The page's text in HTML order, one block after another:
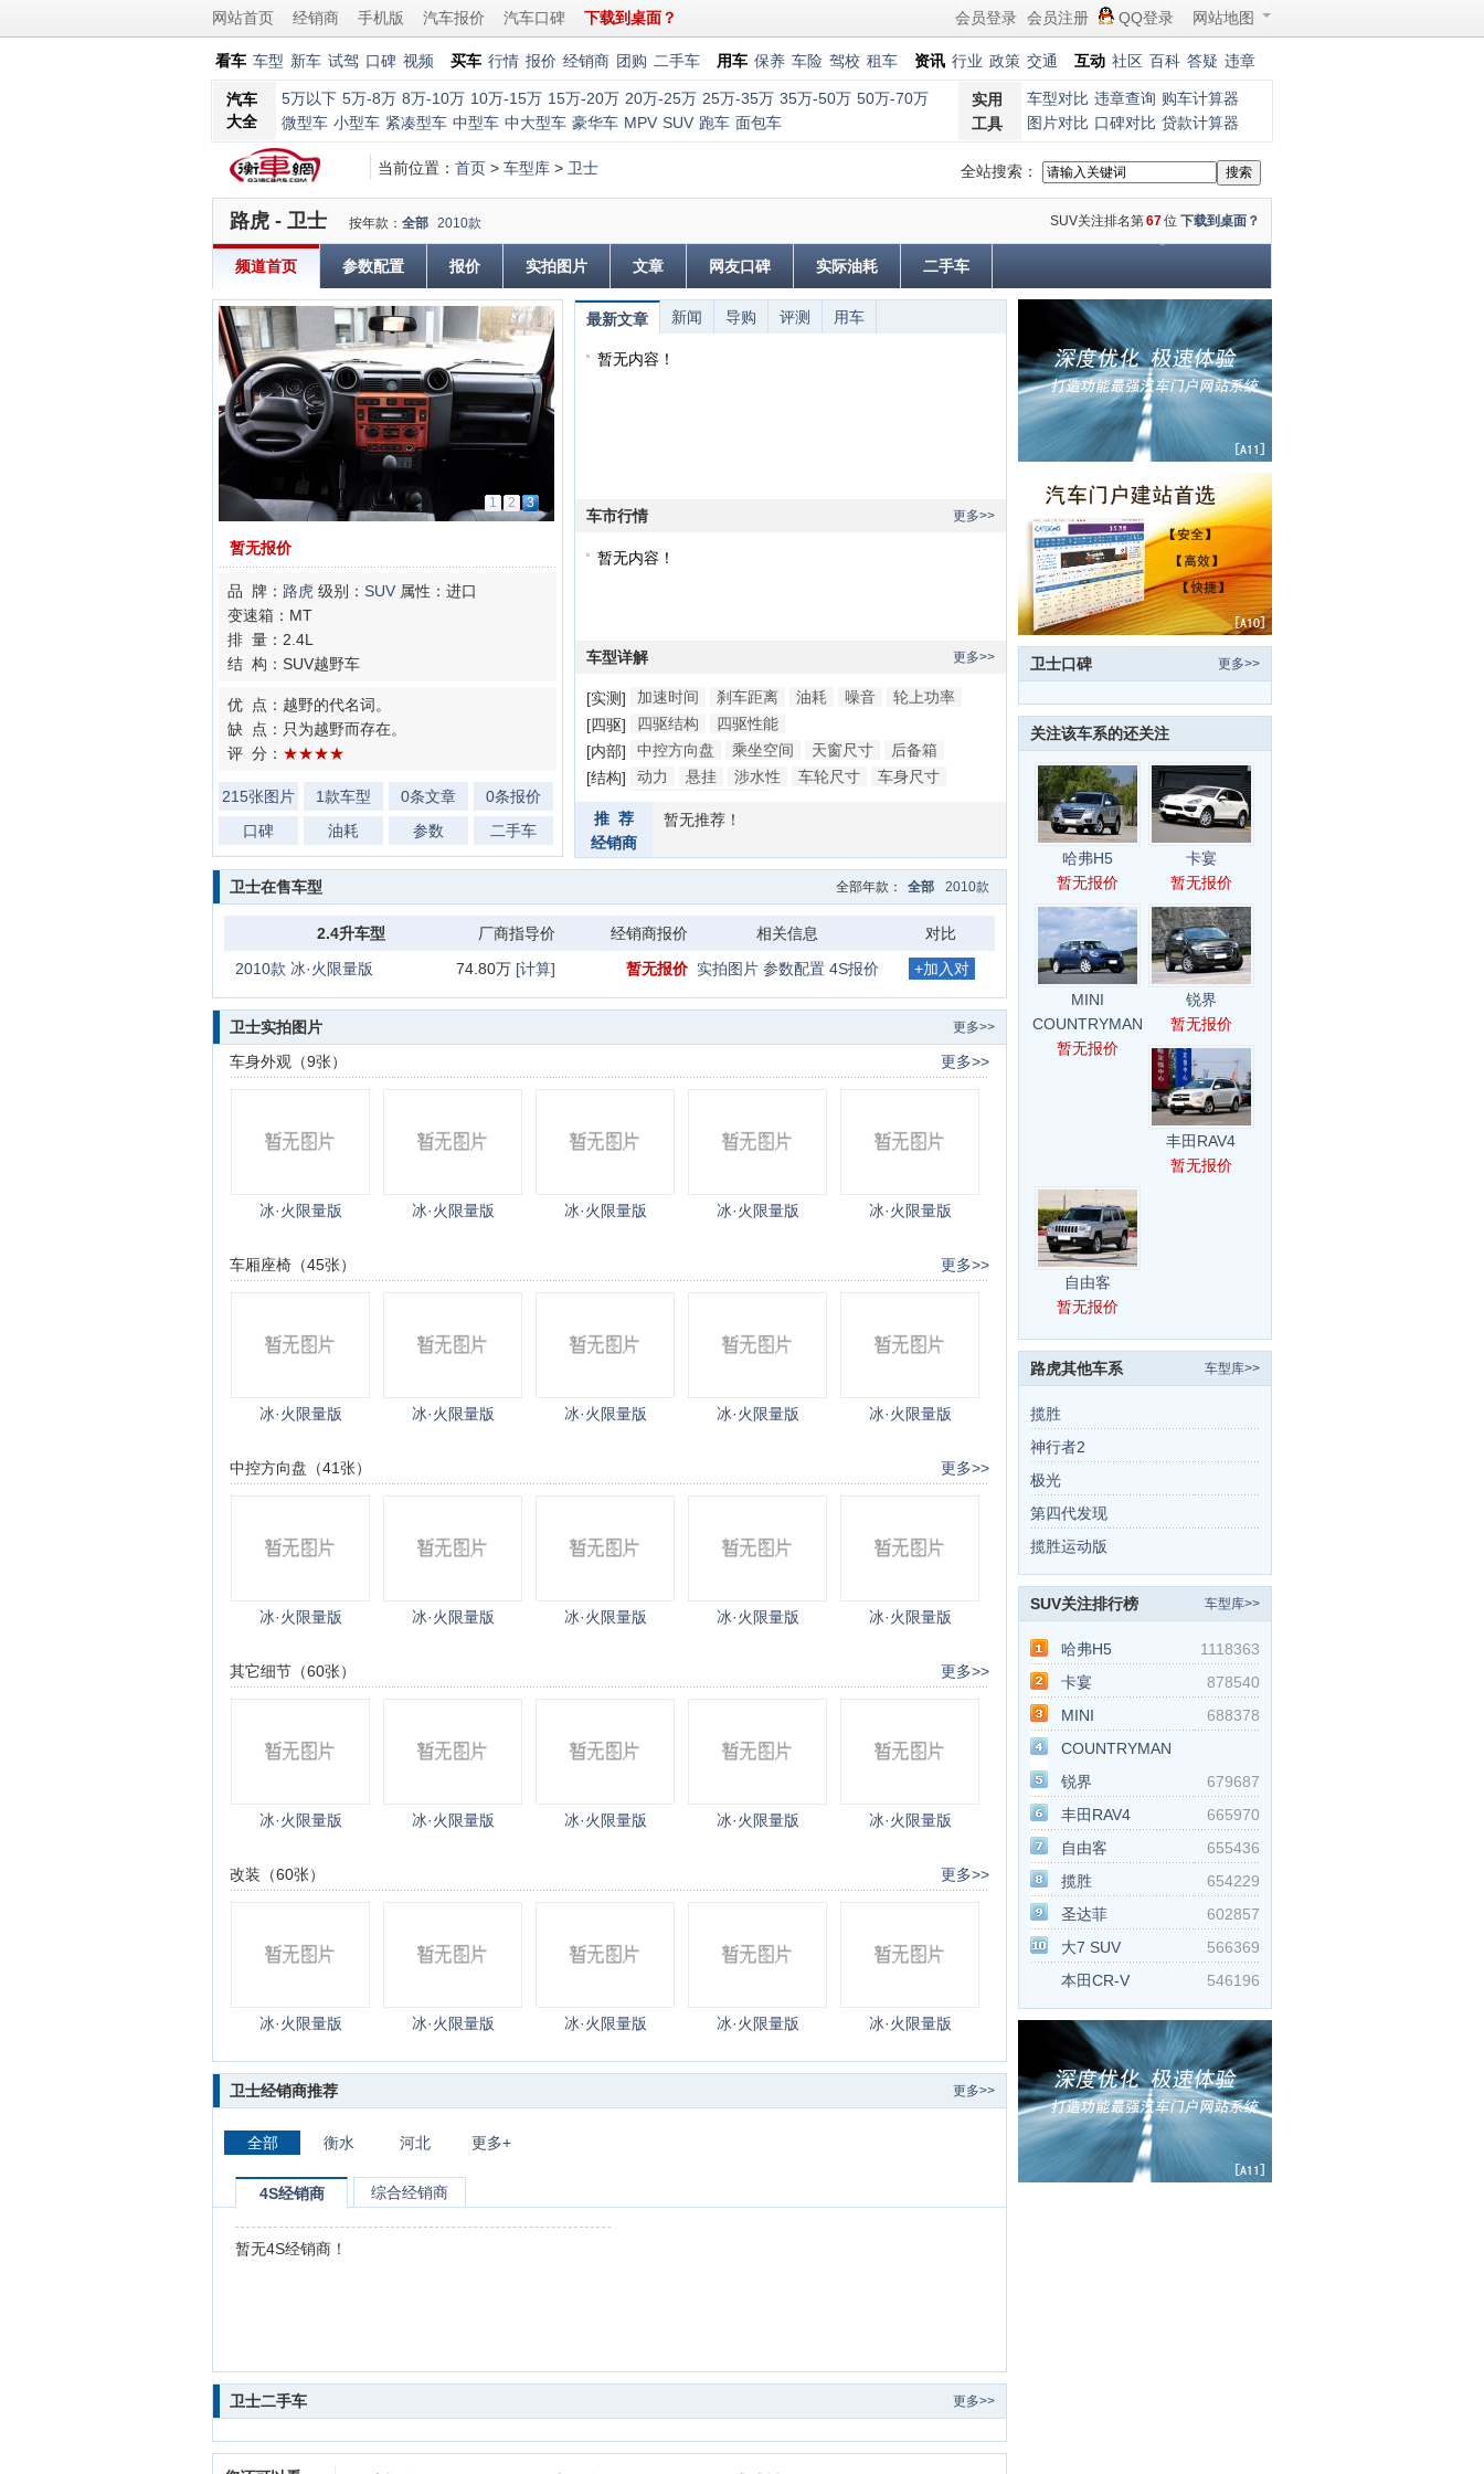
网站首页 经销商 手机版 汽车报价 汽车口碑 下载到桌面？ 网站地图
会员登录 会员注册 QQ登录
看车 车型 新车 试驾 口碑 视频 买车 行情 报价 经销商 团购 二手车 用车 保养 车险 驾校 租车 资讯 行业 政策 交通 互动 社区 百科 答疑 违章
汽车
大全
5万以下 5万-8万 8万-10万 10万-15万 15万-20万 20万-25万 25万-35万 35万-50万 50万-70万
微型车 小型车 紧凑型车 中型车 中大型车 豪华车 MPV SUV 跑车 面包车
实用
工具
车型对比 违章查询 购车计算器
图片对比 口碑对比 贷款计算器
全站搜索：
当前位置： 首页 > 车型库 > 卫士
SUV关注排名第67位 下载到桌面？
路虎 - 卫士 按年款： 全部 2010款
频道首页 参数配置 报价 实拍图片 文章 网友口碑 实际油耗 二手车
1 2 3
暂无报价
品 牌： 路虎 级别： SUV 属性：进口
变速箱：MT
排 量：2.4L
结 构：SUV越野车
优 点：越野的代名词。
缺 点：只为越野而存在。
评 分： ★★★★
215张图片 1款车型 0条文章
0条报价
口碑
油耗 参数 二手车
最新文章 新闻 导购 评测 用车
暂无内容！
更多>>
车市行情
暂无内容！
更多>>
车型详解
[实测] 加速时间 刹车距离 油耗 噪音
轮上功率
[四驱]
四驱结构
四驱性能
[内部]
中控方向盘 乘坐空间 天窗尺寸
后备箱
[结构]
动力 悬挂 涉水性 车轮尺寸
车身尺寸
推 荐
经销商
暂无推荐！
全部年款： 全部 2010款
卫士在售车型
2.4升车型 厂商指导价 经销商报价 相关信息
对比
2010款 冰·火限量版
74.80万 [计算] 暂无报价 实拍图片 参数配置 4S报价
+加入对
更多>>
卫士实拍图片
更多>>
车身外观（9张）
冰·火限量版 冰·火限量版 冰·火限量版 冰·火限量版 冰·火限量版
更多>>
车厢座椅（45张）
冰·火限量版 冰·火限量版 冰·火限量版 冰·火限量版 冰·火限量版
更多>>
中控方向盘（41张）
冰·火限量版 冰·火限量版 冰·火限量版 冰·火限量版 冰·火限量版
更多>>
其它细节（60张）
冰·火限量版 冰·火限量版 冰·火限量版 冰·火限量版 冰·火限量版
更多>>
改装（60张）
冰·火限量版 冰·火限量版 冰·火限量版 冰·火限量版 冰·火限量版
更多>>
卫士经销商推荐
全部 衡水 河北 更多+
4S经销商 综合经销商
暂无4S经销商！
更多>>
卫士二手车
更多>>
卫士口碑
关注该车系的还关注
哈弗H5
暂无报价
卡宴
暂无报价
MINI
COUNTRYMAN
暂无报价
锐界
暂无报价
丰田RAV4
暂无报价
自由客
暂无报价
车型库>>
路虎其他车系
揽胜
神行者2
极光
第四代发现
揽胜运动版
车型库>>
SUV关注排行榜
1118363
哈弗H5
878540
卡宴
688378
MINI
COUNTRYMAN
679687
锐界
665970
丰田RAV4
655436
自由客
654229
揽胜
602857
圣达菲
566369
大7 SUV
546196
本田CR-V